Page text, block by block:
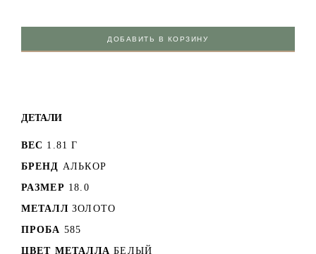
ДОБАВИТЬ В КОРЗИНУ
ДЕТАЛИ
ВЕС 1.81 Г
БРЕНД АЛЬКОР
РАЗМЕР 18.0
МЕТАЛЛ ЗОЛОТО
ПРОБА 585
ЦВЕТ МЕТАЛЛА БЕЛЫЙ